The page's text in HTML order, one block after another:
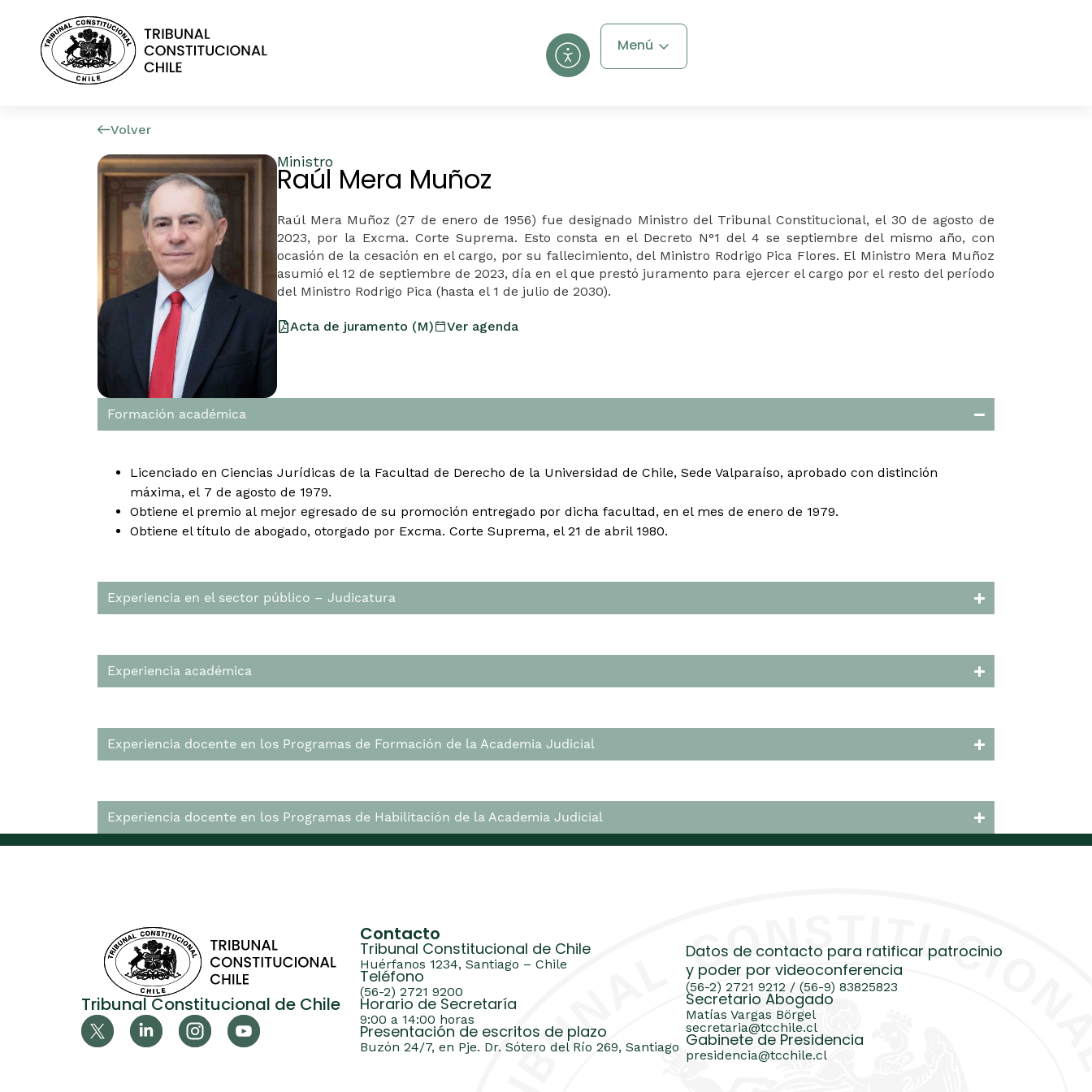
Menú
Volver
Ministro
Raúl Mera Muñoz
Raúl Mera Muñoz (27 de enero de 1956) fue designado Ministro del Tribunal Constitucional, el 30 de agosto de
2023, por la Excma. Corte Suprema. Esto consta en el Decreto N°1 del 4 se septiembre del mismo año, con
ocasión de la cesación en el cargo, por su fallecimiento, del Ministro Rodrigo Pica Flores. El Ministro Mera Muñoz
asumió el 12 de septiembre de 2023, día en el que prestó juramento para ejercer el cargo por el resto del período
del Ministro Rodrigo Pica (hasta el 1 de julio de 2030).
Acta de juramento (M) Ver agenda
Formación académica
Licenciado en Ciencias Jurídicas de la Facultad de Derecho de la Universidad de Chile, Sede Valparaíso, aprobado con distinción
máxima, el 7 de agosto de 1979.
Obtiene el premio al mejor egresado de su promoción entregado por dicha facultad, en el mes de enero de 1979.
Obtiene el título de abogado, otorgado por Excma. Corte Suprema, el 21 de abril 1980.
Experiencia en el sector público – Judicatura
Experiencia académica
Experiencia docente en los Programas de Formación de la Academia Judicial
Experiencia docente en los Programas de Habilitación de la Academia Judicial
Tribunal Constitucional de Chile
Contacto
Tribunal Constitucional de Chile
Huérfanos 1234, Santiago – Chile
Teléfono
(56-2) 2721 9200
Horario de Secretaría
9:00 a 14:00 horas
Presentación de escritos de plazo
Buzón 24/7, en Pje. Dr. Sótero del Río 269, Santiago
Datos de contacto para ratificar patrocinio
y poder por videoconferencia
(56-2) 2721 9212 / (56-9) 83825823
Secretario Abogado
Matías Vargas Börgel
secretaria@tcchile.cl
Gabinete de Presidencia
presidencia@tcchile.cl